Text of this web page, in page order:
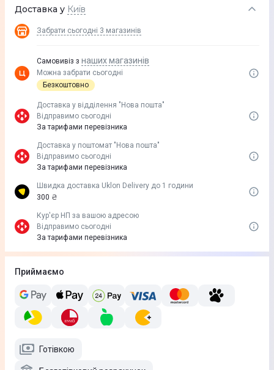
Доставка у Київ
Забрати сьогодні 3 магазинів
Самовивіз з наших магазинів
Можна забрати сьогодні
Безкоштовно
Доставка у вiддiлення "Нова пошта"
Відправимо сьогодні
За тарифами перевізника
Доставка у поштомат "Нова пошта"
Відправимо сьогодні
За тарифами перевізника
Швидка доставка Uklon Delivery до 1 години
300 ₴
Кур'єр НП за вашою адресою
Відправимо сьогодні
За тарифами перевізника
Приймаємо
Готівкою